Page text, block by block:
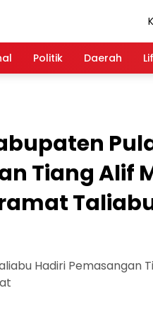
Politik Daerah
Tiang Alif
Hadiri Pemasangan